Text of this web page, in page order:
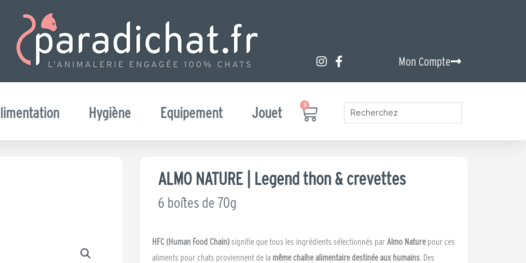
Mon Compte
Hygiène Equipement Jouet 0
Panier
ALMO NATURE | Legend thon & crevettes
6 boîtes de 70g
HFC (Human Food Chain)signifie que tous les ingrédients sélectionnés par Almo Naturepour ces
aliments pour chats proviennent de la même chaîne alimentaire destinée aux humains. Des